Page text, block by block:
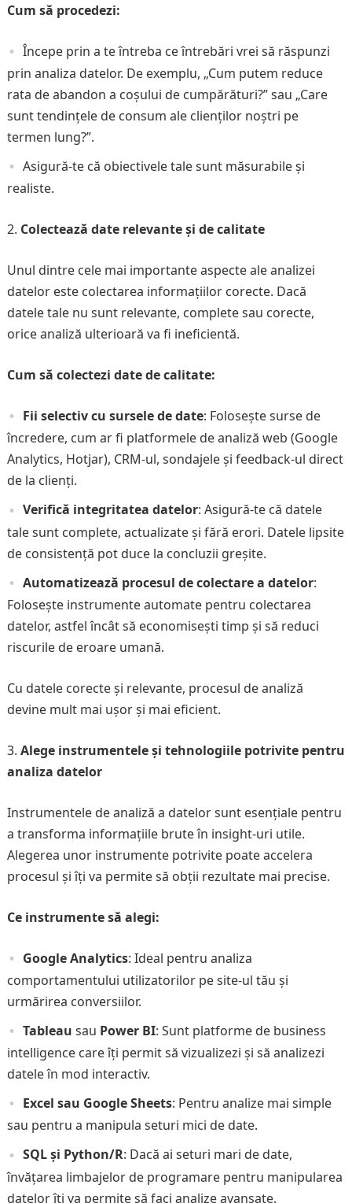
Cum să procedezi:
Începe prin a te întreba ce întrebări vrei să răspunzi
prin analiza datelor. De exemplu, „Cum putem reduce
rata de abandon a coșului de cumpărături?” sau „Care
sunt tendințele de consum ale clienților noștri pe
termen lung?”.
Asigură-te că obiectivele tale sunt măsurabile și
realiste.
Colectează date relevante și de calitate
Unul dintre cele mai importante aspecte ale analizei
datelor este colectarea informațiilor corecte. Dacă
datele tale nu sunt relevante, complete sau corecte,
orice analiză ulterioară va fi ineficientă.
Cum să colectezi date de calitate:
Fii selectiv cu sursele de date: Folosește surse de
încredere, cum ar fi platformele de analiză web (Google
Analytics, Hotjar), CRM-ul, sondajele și feedback-ul direct
de la clienți.
Verifică integritatea datelor: Asigură-te că datele
tale sunt complete, actualizate și fără erori. Datele lipsite
de consistență pot duce la concluzii greșite.
Automatizează procesul de colectare a datelor:
Folosește instrumente automate pentru colectarea
datelor, astfel încât să economisești timp și să reduci
riscurile de eroare umană.
Cu datele corecte și relevante, procesul de analiză
devine mult mai ușor și mai eficient.
Alege instrumentele și tehnologiile potrivite pentru
analiza datelor
Instrumentele de analiză a datelor sunt esențiale pentru
a transforma informațiile brute în insight-uri utile.
Alegerea unor instrumente potrivite poate accelera
procesul și îți va permite să obții rezultate mai precise.
Ce instrumente să alegi:
Google Analytics: Ideal pentru analiza
comportamentului utilizatorilor pe site-ul tău și
urmărirea conversiilor.
Tableau sau Power BI: Sunt platforme de business
intelligence care îți permit să vizualizezi și să analizezi
datele în mod interactiv.
Excel sau Google Sheets: Pentru analize mai simple
sau pentru a manipula seturi mici de date.
SQL și Python/R: Dacă ai seturi mari de date,
învățarea limbajelor de programare pentru manipularea
datelor îți va permite să faci analize avansate.